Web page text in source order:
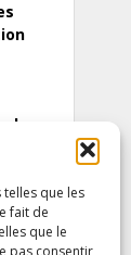
que les
fait de
que le
pas consentir